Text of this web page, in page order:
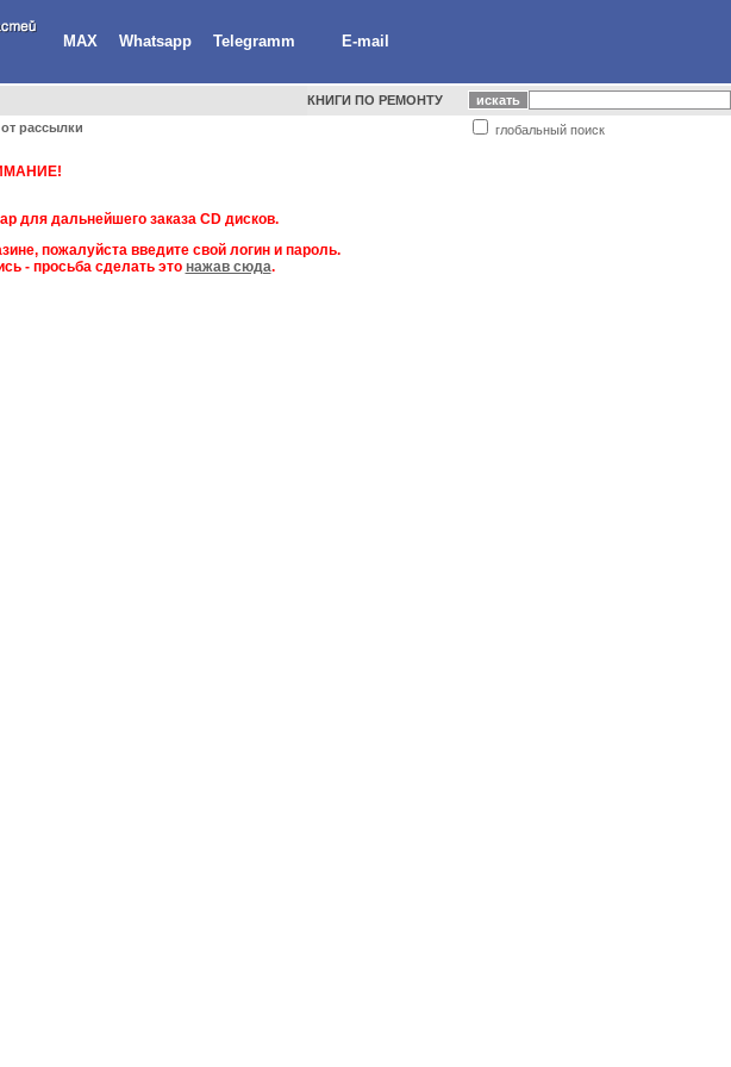
MAX Whatsapp Telegramm E-mail
КНИГИ ПО РЕМОНТУ
глобальный поиск
рассылки
для дальнейшего заказа CD дисков.
пожалуйста введите свой логин и пароль.
- просьба сделать это нажав сюда.